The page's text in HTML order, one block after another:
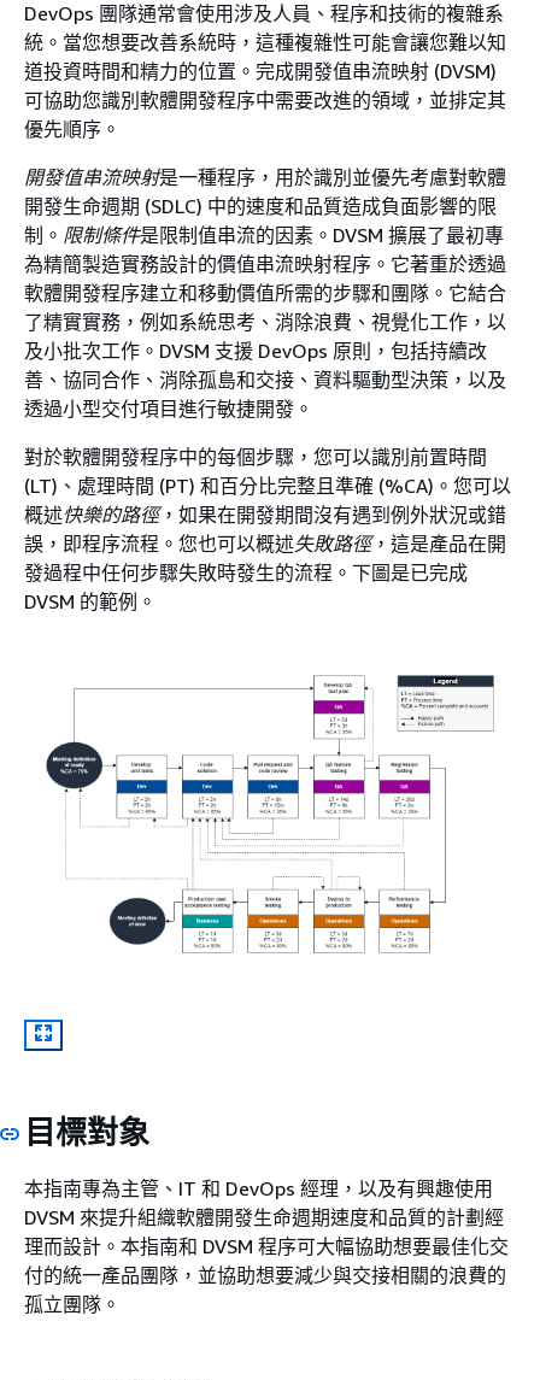
DevOps 團隊通常會使用涉及人員、程序和技術的複雜系
統。當您想要改善系統時，這種複雜性可能會讓您難以知
道投資時間和精力的位置。完成開發值串流映射 (DVSM)
可協助您識別軟體開發程序中需要改進的領域，並排定其
優先順序。
開發值串流映射是一種程序，用於識別並優先考慮對軟體
開發生命週期 (SDLC) 中的速度和品質造成負面影響的限
制。 限制條件是限制值串流的因素。DVSM 擴展了最初專
為精簡製造實務設計的價值串流映射程序。它著重於透過
軟體開發程序建立和移動價值所需的步驟和團隊。它結合
了精實實務，例如系統思考、消除浪費、視覺化工作，以
及小批次工作。DVSM 支援 DevOps 原則，包括持續改
善、協同合作、消除孤島和交接、資料驅動型決策，以及
透過小型交付項目進行敏捷開發。
對於軟體開發程序中的每個步驟，您可以識別前置時間
(LT)、處理時間 (PT) 和百分比完整且準確 (%CA)。您可以
概述快樂的路徑，如果在開發期間沒有遇到例外狀況或錯
誤，即程序流程。您也可以概述失敗路徑，這是產品在開
發過程中任何步驟失敗時發生的流程。下圖是已完成
DVSM 的範例。
目標對象
本指南專為主管、IT 和 DevOps 經理，以及有興趣使用
DVSM 來提升組織軟體開發生命週期速度和品質的計劃經
理而設計。本指南和 DVSM 程序可大幅協助想要最佳化交
付的統一產品團隊，並協助想要減少與交接相關的浪費的
孤立團隊。